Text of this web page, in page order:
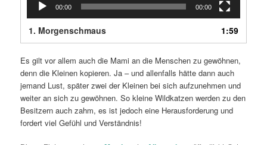
00:00 00:00
1. Morgenschmaus 1:59
Es gilt vor allem auch die Mami an die Menschen zu gewöhnen,
denn die Kleinen kopieren. Ja – und allenfalls hätte dann auch
jemand Lust, später zwei der Kleinen bei sich aufzunehmen und
weiter an sich zu gewöhnen. So kleine Wildkatzen werden zu den
Besitzern auch zahm, es ist jedoch eine Herausforderung und
fordert viel Gefühl und Verständnis!